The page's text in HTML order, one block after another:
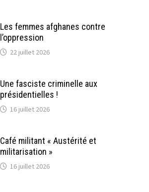
Les femmes afghanes contre
l’oppression
22 juillet 2026
Une fasciste criminelle aux
présidentielles !
16 juillet 2026
Café militant « Austérité et
militarisation »
16 juillet 2026